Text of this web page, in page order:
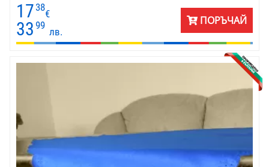
17 38
€
33 99
лв.
ПОРЪЧАЙ